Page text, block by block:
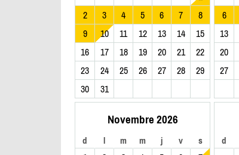
2
3 4 5 6 7
8
9
10 11 12 13 14
15
16
17 18 19 20 21
22
23
24 25 26 27 28
29
30
31
6
13
20
27
Novembre 2026
d l m m j v s d